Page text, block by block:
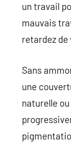
un travail
mauvais
retardez
Sans
une
naturelle